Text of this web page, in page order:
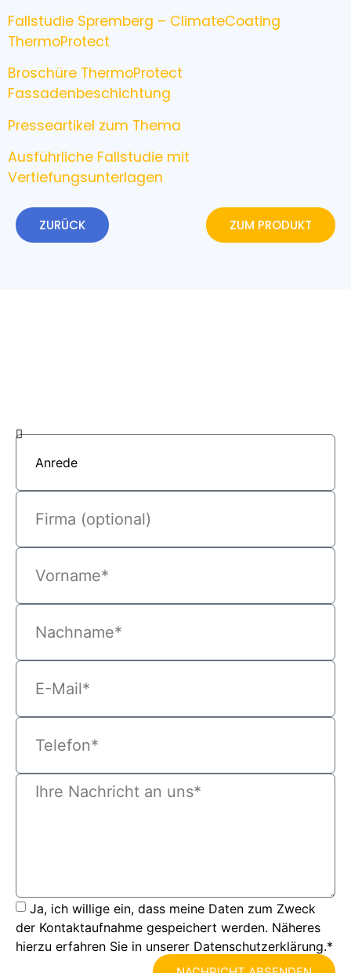
Fallstudie Spremberg – ClimateCoating
ThermoProtect
Broschüre ThermoProtect
Fassadenbeschichtung
Presseartikel zum Thema
Ausführliche Fallstudie mit
Vertiefungsunterlagen
ZURÜCK ZUM PRODUKT
Ja, ich willige ein, dass meine Daten zum Zweck
der Kontaktaufnahme gespeichert werden. Näheres
hierzu erfahren Sie in unserer Datenschutzerklärung.*